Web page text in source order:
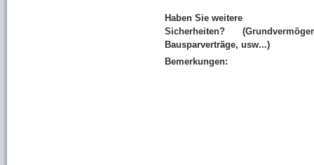
Haben Sie weitere
Sicherheiten?
Bausparverträge, usw...)
Bemerkungen: